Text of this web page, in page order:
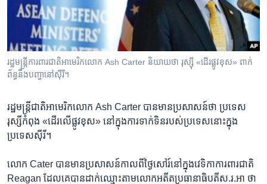
សម្ព័ន្ធ​
និង​
ចូល​
ទៅ​
ស្វែង​
រក
Khmer English
បណ្តាញ​សង្គម
ភាសា
រដ្ឋមន្រ្តី​ការពារ​ជាតិ​អាមេរិក​លោក Ash Carter និយាយ​ថា រុស្ស៊ី​ «ដើរ​ផ្លូវ​ខុស» ពាក់
ព័ន្ធ​នឹង​បញ្ហា​នៅ​ស៊ីរី។
រដ្ឋមន្ត្រី​ជាតិ​អាមេរិក​លោក Ash Carter ​បាន​មាន​ប្រសាសន៍​ថា ​ប្រទេស​
រុស្សី​កំពុង​ «ដើរ​លើ​ផ្លូវ​ខុស» នៅ​ក្នុង​ការ​ទាក់ទិន​របស់​ប្រទេស​នោះ​ក្នុង​
ប្រទេស​ស៊ីរី។​
លោក​ Cater បាន​មាន​ប្រសាសន៍​កាល​ពី​ថ្ងៃ​សៅរ៍​នៅ​ក្នុង​វេទិកា​ការពារ​ជាតិ
Reagan ​ដែល​គេ​បាន​ដាក់ឈ្មោះ​តាម​លោកអតីតប្រធានាធិបតី​ស.រ.អា ថា​